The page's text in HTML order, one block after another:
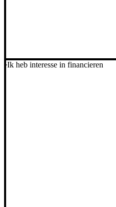
Ik heb interesse in financieren